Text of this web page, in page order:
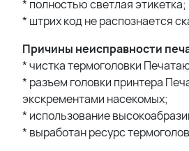
* полностью светлая этикетка;
* штрих код не распознается
Причины неисправности
* чистка термоголовки
* разъем головки принтера
экскрементами насекомых;
* использование
* выработан ресурс